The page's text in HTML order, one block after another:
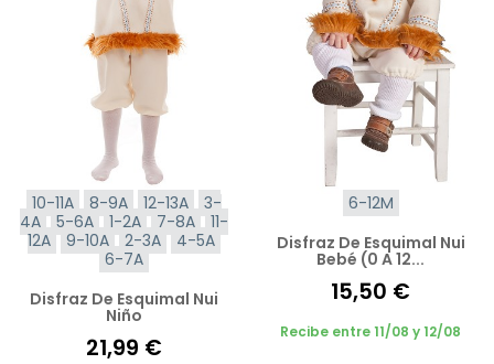
10-11A 8-9A 12-13A
3-
4A
5-6A 1-2A 7-8A
11-
12A
9-10A 2-3A
4-5A
6-7A
Disfraz De Esquimal Nui
Niño
21,99 €
6-12M
Disfraz De Esquimal Nui
Bebé (0 A 12...
15,50 €
Recibe entre 11/08 y 12/08